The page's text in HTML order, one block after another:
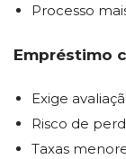
Processo
Empréstimo
Exige
Risco de
Taxas